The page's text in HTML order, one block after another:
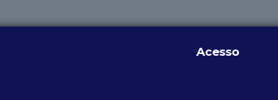
Acesso